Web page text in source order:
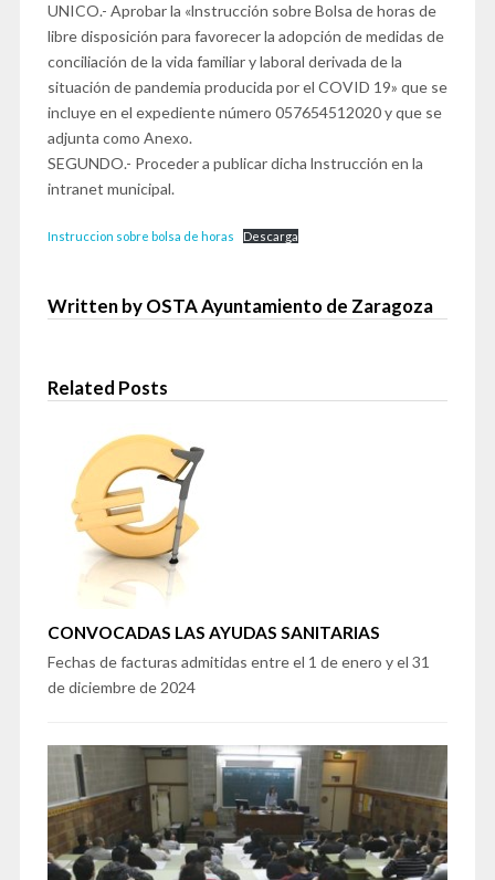
UNICO.- Aprobar la «lnstrucción sobre Bolsa de horas de
libre disposición para favorecer la adopción de medidas de
conciliación de la vida familiar y laboral derivada de la
situación de pandemia producida por el COVID 19» que se
incluye en el expediente número 057654512020 y que se
adjunta como Anexo.
SEGUNDO.- Proceder a publicar dicha lnstrucción en la
intranet municipal.
Instruccion sobre bolsa de horas Descarga
Written by OSTA Ayuntamiento de Zaragoza
Related Posts
CONVOCADAS LAS AYUDAS SANITARIAS
Fechas de facturas admitidas entre el 1 de enero y el 31
de diciembre de 2024